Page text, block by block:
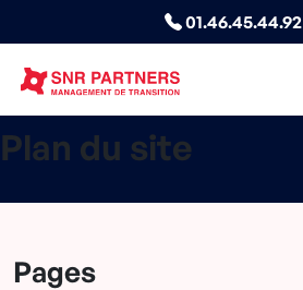
01.46.45.44.92
Plan du site
Pages